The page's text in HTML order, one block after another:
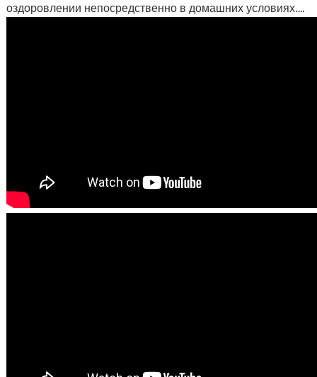
оздоровлении непосредственно в домашних условиях....